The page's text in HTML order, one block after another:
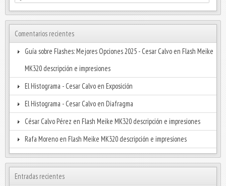
Comentarios recientes
Guía sobre Flashes: Mejores Opciones 2025 - Cesar Calvo en Flash Meike
MK320 descripción e impresiones
El Histograma - Cesar Calvo en Exposición
El Histograma - Cesar Calvo en Diafragma
César Calvo Pérez en Flash Meike MK320 descripción e impresiones
Rafa Moreno en Flash Meike MK320 descripción e impresiones
Entradas recientes